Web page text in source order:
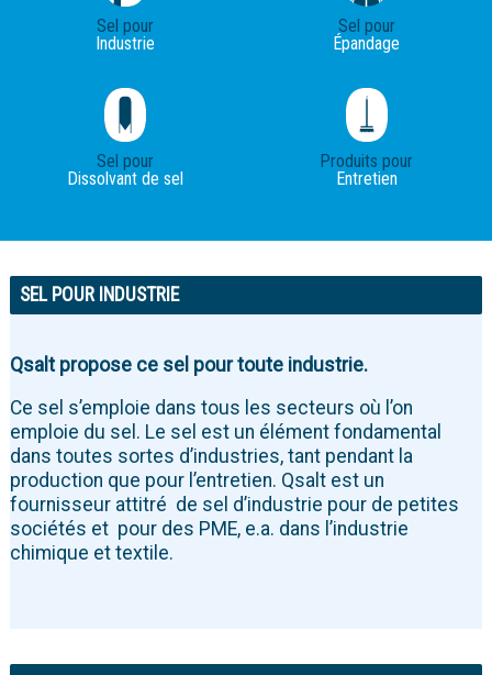
Sel pour
Industrie
Sel pour
Épandage
Sel pour
Dissolvant de sel
Produits pour
Entretien
SEL POUR INDUSTRIE
Qsalt propose ce sel pour toute industrie.
Ce sel s’emploie dans tous les secteurs où l’on
emploie du sel. Le sel est un élément fondamental
dans toutes sortes d’industries, tant pendant la
production que pour l’entretien. Qsalt est un
fournisseur attitré de sel d’industrie pour de petites
sociétés et pour des PME, e.a. dans l’industrie
chimique et textile.